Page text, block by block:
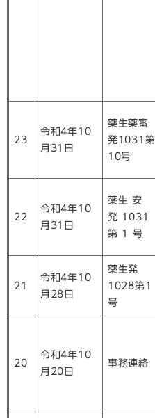
23
令和4年10
月31日
薬生薬審
発1031第
10号
22
令和4年10
月31日
薬生 安
発 1031
第 1 号
21
令和4年10
月28日
薬生発
1028第1
号
20
令和4年10
月20日
事務連絡